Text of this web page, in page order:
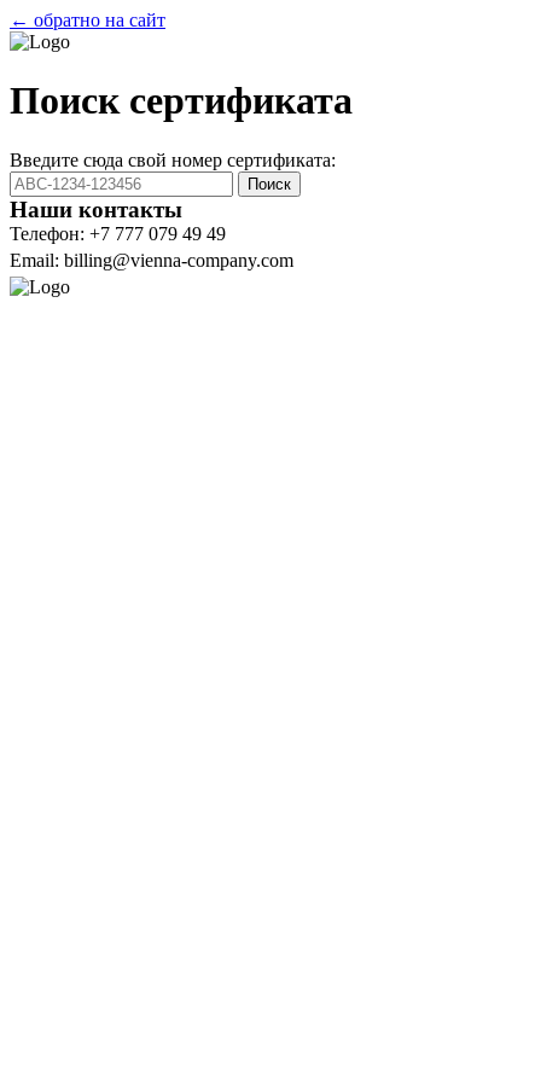
← обратно на сайт
Поиск сертификата
Введите сюда свой номер сертификата:
Поиск
Наши контакты
Телефон: +7 777 079 49 49
Email: billing@vienna-company.com